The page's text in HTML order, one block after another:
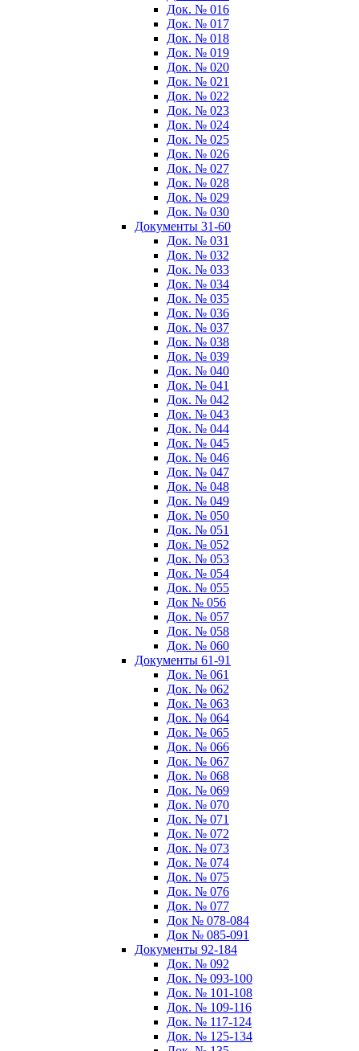
Док. № 016
Док. № 017
Док. № 018
Док. № 019
Док. № 020
Док. № 021
Док. № 022
Док. № 023
Док. № 024
Док. № 025
Док. № 026
Док. № 027
Док. № 028
Док. № 029
Док. № 030
Документы 31-60
Док. № 031
Док. № 032
Док. № 033
Док. № 034
Док. № 035
Док. № 036
Док. № 037
Док. № 038
Док. № 039
Док. № 040
Док. № 041
Док. № 042
Док. № 043
Док. № 044
Док. № 045
Док. № 046
Док. № 047
Док. № 048
Док. № 049
Док. № 050
Док. № 051
Док. № 052
Док. № 053
Док. № 054
Док. № 055
Док № 056
Док. № 057
Док. № 058
Док. № 060
Документы 61-91
Док. № 061
Док. № 062
Док. № 063
Док. № 064
Док. № 065
Док. № 066
Док. № 067
Док. № 068
Док. № 069
Док. № 070
Док. № 071
Док. № 072
Док. № 073
Док. № 074
Док. № 075
Док. № 076
Док. № 077
Док № 078-084
Док № 085-091
Документы 92-184
Док. № 092
Док. № 093-100
Док. № 101-108
Док. № 109-116
Док. № 117-124
Док. № 125-134